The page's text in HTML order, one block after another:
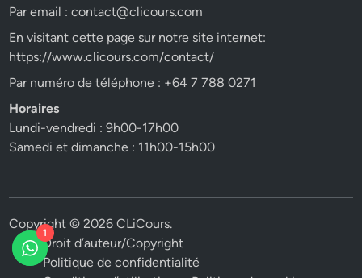
Par email :contact@clicours.com
En visitant cette page sur notre site internet:
https://www.clicours.com/contact/
Par numéro de téléphone : +64 7 788 0271
Horaires
Lundi-vendredi : 9h00-17h00
Samedi et dimanche : 11h00-15h00
Copyright © 2026CLiCours.
Droit d’auteur/Copyright
Politique de confidentialité
1